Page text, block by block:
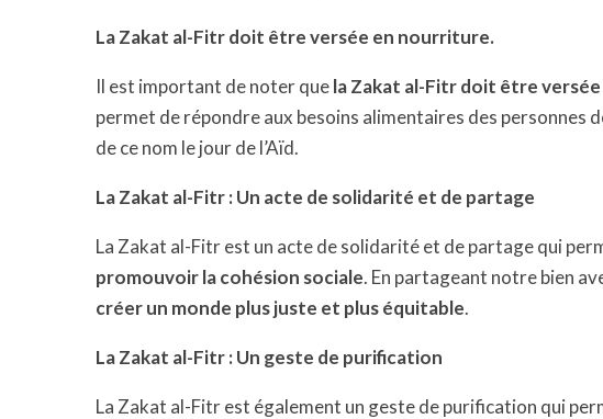
La Zakat al-Fitr doit être versée en nourriture.
Il est important de noter quela Zakat al-Fitr doit être
permet de répondre aux besoins alimentaires des personnes
de ce nom le jour de l’Aïd.
La Zakat al-Fitr : Un acte de solidarité et de partage
La Zakat al-Fitr est un acte de solidarité et de partage qui
promouvoir la cohésion sociale. En partageant notre bien
créer un monde plus juste et plus équitable.
La Zakat al-Fitr : Un geste de purification
La Zakat al-Fitr est également un geste de purification qui